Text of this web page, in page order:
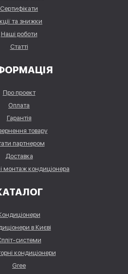
Сертифікати
та знижки
Наші роботи
Статті
Про проект
Оплата
Гарантія
товару
партнером
Доставка
монтаж кондиціонера
в Києві
системи
кондиціонери
Gree